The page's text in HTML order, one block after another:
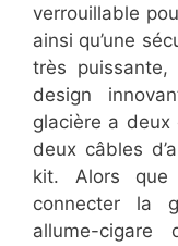
verrouillable
ainsi qu’une
très
design
glacière a
deux câbles
kit. Alors
connecter la
allume-